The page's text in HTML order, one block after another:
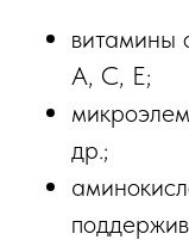
витамины
A, C, E;
др.;